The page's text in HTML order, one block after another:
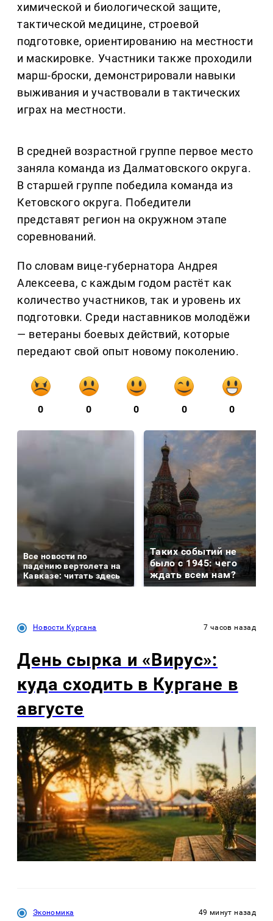
химической и биологической защите,
тактической медицине, строевой
подготовке, ориентированию на местности
и маскировке. Участники также проходили
марш-броски, демонстрировали навыки
выживания и участвовали в тактических
играх на местности.
В средней возрастной группе первое место
заняла команда из Далматовского округа.
В старшей группе победила команда из
Кетовского округа. Победители
представят регион на окружном этапе
соревнований.
По словам вице-губернатора Андрея
Алексеева, с каждым годом растёт как
количество участников, так и уровень их
подготовки. Среди наставников молодёжи
— ветераны боевых действий, которые
передают свой опыт новому поколению.
0 0 0 0 0
Все новости по
падению вертолета на
Кавказе: читать здесь
Таких событий не
было с 1945: чего
ждать всем нам?
Новости Кургана 7 часов назад
День сырка и «Вирус»:
куда сходить в Кургане в
августе
Экономика 49 минут назад